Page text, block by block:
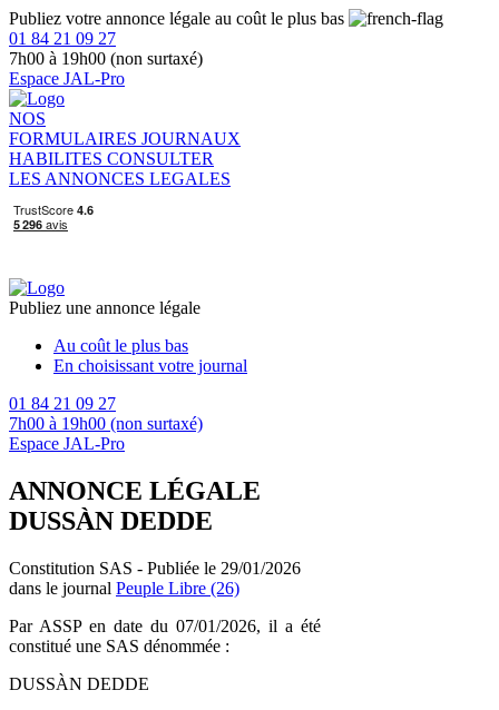
Publiez votre annonce légale au coût le plus bas
01 84 21 09 27
7h00 à 19h00 (non surtaxé)
Espace JAL-Pro
NOS
FORMULAIRES JOURNAUX
HABILITES CONSULTER
LES ANNONCES LEGALES
Publiez une annonce légale
Au coût le plus bas
En choisissant votre journal
01 84 21 09 27
7h00 à 19h00 (non surtaxé)
Espace JAL-Pro
ANNONCE LÉGALE
DUSSÀN DEDDE
Constitution SAS - Publiée le 29/01/2026
dans le journal Peuple Libre (26)
Par ASSP en date du 07/01/2026, il a été
constitué une SAS dénommée :
DUSSÀN DEDDE